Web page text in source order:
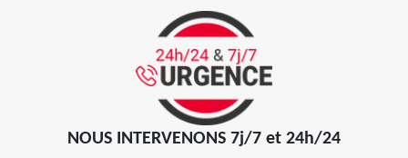
NOUS INTERVENONS 7j/7 et 24h/24